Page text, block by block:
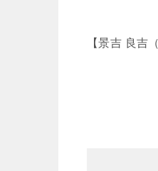
【景吉 良吉